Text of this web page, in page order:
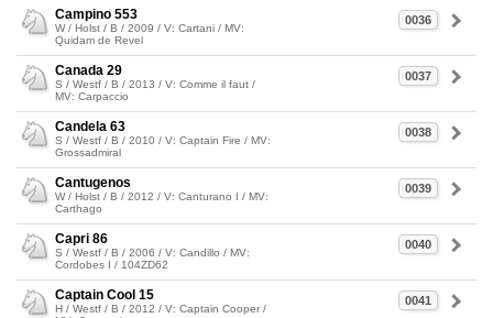
0036
Campino 553
W / Holst / B / 2009 / V: Cartani / MV:
Quidam de Revel
0037
Canada 29
S / Westf / B / 2013 / V: Comme il faut /
MV: Carpaccio
0038
Candela 63
S / Westf / B / 2010 / V: Captain Fire / MV:
Grossadmiral
0039
Cantugenos
W / Holst / B / 2012 / V: Canturano I / MV:
Carthago
0040
Capri 86
S / Westf / B / 2006 / V: Candillo / MV:
Cordobes I / 104ZD62
0041
Captain Cool 15
H / Westf / B / 2012 / V: Captain Cooper /